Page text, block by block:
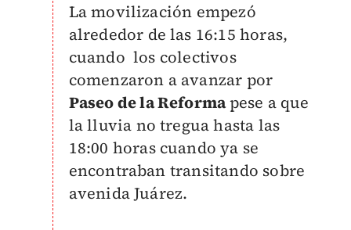
La movilización empezó
alrededor de las 16:15 horas,
cuando los colectivos
comenzaron a avanzar por
Paseo de la Reformapese a que
la lluvia no tregua hasta las
18:00 horas cuando ya se
encontraban transitando sobre
avenida Juárez.